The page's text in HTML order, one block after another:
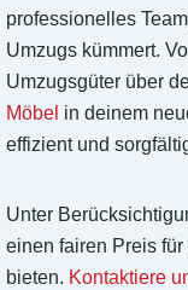
professionelles
Umzugs kümmert.
Umzugsgüter über
Möbel in deinem
effizient und
Unter
einen fairen Preis
bieten. Kontaktiere